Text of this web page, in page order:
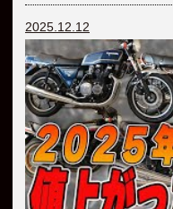
2025.12.12